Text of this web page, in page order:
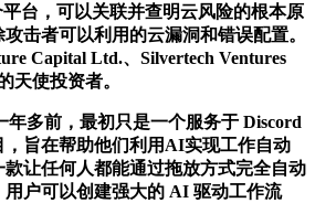
，可以关联并查明云风险的根本原
击者可以利用的云漏洞和错误配置。
Capital Ltd.、Silvertech Ventures
天使投资者。
多前，最初只是一个服务于 Discord
旨在帮助他们利用AI实现工作自动
让任何人都能通过拖放方式完全自动
户可以创建强大的 AI 驱动工作流